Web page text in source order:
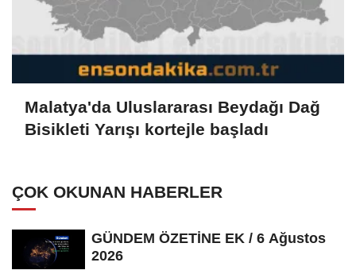
Malatya'da Uluslararası Beydağı Dağ
Bisikleti Yarışı kortejle başladı
ÇOK OKUNAN HABERLER
GÜNDEM ÖZETİNE EK / 6 Ağustos
2026